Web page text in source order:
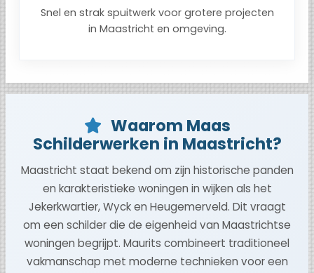
Snel en strak spuitwerk voor grotere projecten
in Maastricht en omgeving.
Waarom Maas
Schilderwerken in Maastricht?
Maastricht staat bekend om zijn historische panden
en karakteristieke woningen in wijken als het
Jekerkwartier, Wyck en Heugemerveld. Dit vraagt
om een schilder die de eigenheid van Maastrichtse
woningen begrijpt. Maurits combineert traditioneel
vakmanschap met moderne technieken voor een